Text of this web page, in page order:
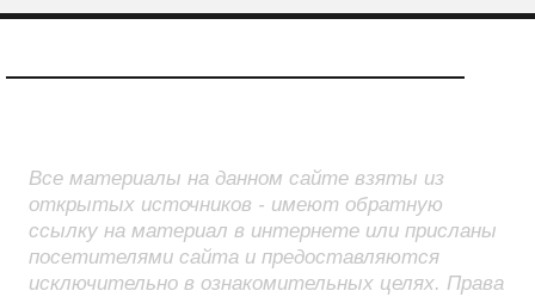
Все материалы на данном сайте взяты из
открытых источников - имеют обратную
ссылку на материал в интернете или присланы
посетителями сайта и предоставляются
исключительно в ознакомительных целях. Права